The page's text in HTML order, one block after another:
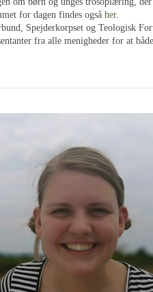
for dagen findes også her.
Spejderkorpset og Teologisk
fra alle menigheder for at